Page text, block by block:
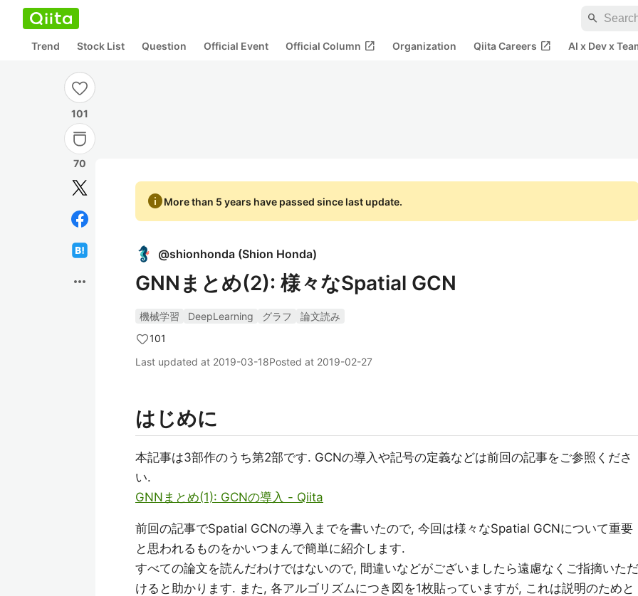
search
Trend Stock List Question Official Event Official Column open_in_new Organization Qiita Careers open_in_new AI x Dev x
101
70
more_horiz
infoMore than 5 years have passed since last update.
@shionhonda (Shion Honda)
GNNまとめ(2): 様々なSpatial GCN
機械学習 DeepLearning グラフ
論文読み
101
Last updated at 2019-03-18Posted at 2019-02-27
はじめに
本記事は3部作のうち第2部です. GCNの導入や記号の定義などは前回の記事をご参照くださ
い.
GNNまとめ(1): GCNの導入 - Qiita
前回の記事でSpatial GCNの導入までを書いたので, 今回は様々なSpatial GCNについて重要
と思われるものをかいつまんで簡単に紹介します.
すべての論文を読んだわけではないので, 間違いなどがございましたら遠慮なくご指摘いただ
けると助かります. また, 各アルゴリズムにつき図を1枚貼っていますが, これは説明のためと